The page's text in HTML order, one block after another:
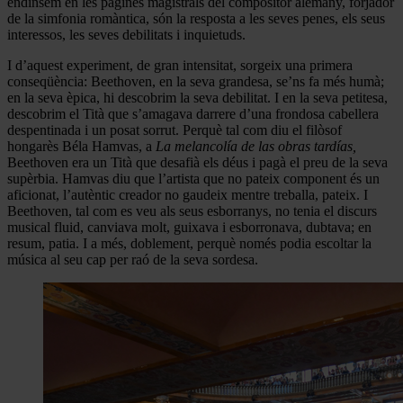
de la simfonia romàntica, són la resposta a les seves penes, els seus
interessos, les seves debilitats i inquietuds.
I d’aquest experiment, de gran intensitat, sorgeix una primera
conseqüència: Beethoven, en la seva grandesa, se’ns fa més humà;
en la seva èpica, hi descobrim la seva debilitat. I en la seva petitesa,
descobrim el Tità que s’amagava darrere d’una frondosa cabellera
despentinada i un posat sorrut. Perquè tal com diu el filòsof
hongarès Béla Hamvas, a La melancolía de las obras tardías,
Beethoven era un Tità que desafià els déus i pagà el preu de la seva
supèrbia. Hamvas diu que l’artista que no pateix component és un
aficionat, l’autèntic creador no gaudeix mentre treballa, pateix. I
Beethoven, tal com es veu als seus esborranys, no tenia el discurs
musical fluid, canviava molt, guixava i esborronava, dubtava; en
resum, patia. I a més, doblement, perquè només podia escoltar la
música al seu cap per raó de la seva sordesa.